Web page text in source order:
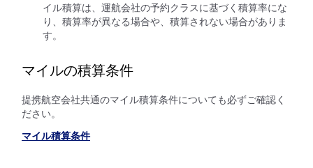
イル積算は、運航会社の予約クラスに基づく積算率にな
り、積算率が異なる場合や、積算されない場合がありま
す。
マイルの積算条件
提携航空会社共通のマイル積算条件についても必ずご確認く
ださい。
マイル積算条件